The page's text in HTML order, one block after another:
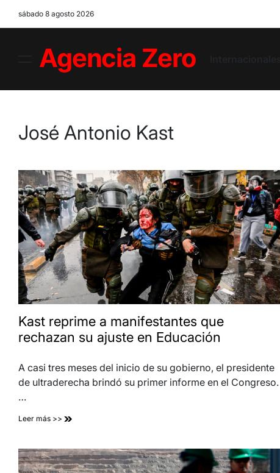
sábado 8 agosto 2026
Menu
Agencia
José Antonio Kast
Kast reprime a manifestantes que
rechazan su ajuste en Educación
A casi tres meses del inicio de su gobierno, el presidente
de ultraderecha brindó su primer informe en el Congreso.
…
Leer más >>